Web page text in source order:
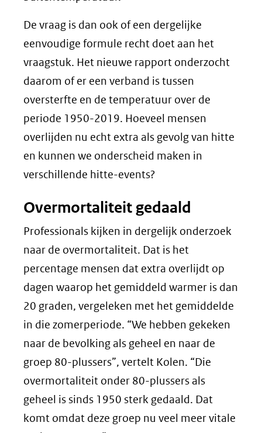
De vraag is dan ook of een dergelijke
eenvoudige formule recht doet aan het
vraagstuk. Het nieuwe rapport onderzocht
daarom of er een verband is tussen
oversterfte en de temperatuur over de
periode 1950-2019. Hoeveel mensen
overlijden nu echt extra als gevolg van hitte
en kunnen we onderscheid maken in
verschillende hitte-events?
Overmortaliteit gedaald
Professionals kijken in dergelijk onderzoek
naar de overmortaliteit. Dat is het
percentage mensen dat extra overlijdt op
dagen waarop het gemiddeld warmer is dan
20 graden, vergeleken met het gemiddelde
in die zomerperiode. “We hebben gekeken
naar de bevolking als geheel en naar de
groep 80-plussers”, vertelt Kolen. “Die
overmortaliteit onder 80-plussers als
geheel is sinds 1950 sterk gedaald. Dat
komt omdat deze groep nu veel meer vitale